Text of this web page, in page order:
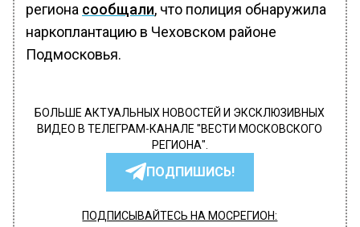
региона сообщали, что полиция обнаружила
наркоплантацию в Чеховском районе
Подмосковья.
БОЛЬШЕ АКТУАЛЬНЫХ НОВОСТЕЙ И ЭКСКЛЮЗИВНЫХ
ВИДЕО В ТЕЛЕГРАМ-КАНАЛЕ "ВЕСТИ МОСКОВСКОГО
РЕГИОНА".
ПОДПИШИСЬ!
ПОДПИСЫВАЙТЕСЬ НА МОСРЕГИОН: